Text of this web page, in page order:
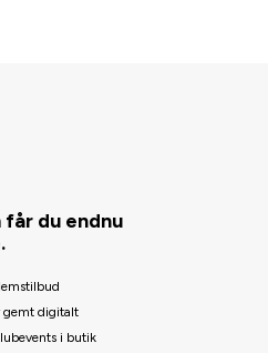
får du endnu
gemt digitalt
i butik